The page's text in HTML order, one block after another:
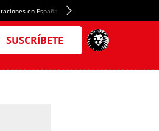
en España Crédito del Spotify Camp Nou